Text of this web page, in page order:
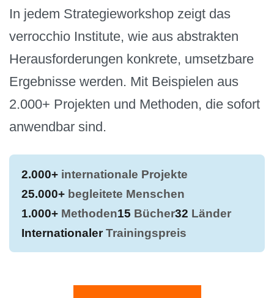
In jedem Strategieworkshop zeigt das
verrocchio Institute, wie aus abstrakten
Herausforderungen konkrete, umsetzbare
Ergebnisse werden. Mit Beispielen aus
2.000+ Projekten und Methoden, die sofort
anwendbar sind.
2.000+ internationale Projekte
25.000+ begleitete Menschen
1.000+ Methoden15 Bücher32 Länder
InternationalerTrainingspreis